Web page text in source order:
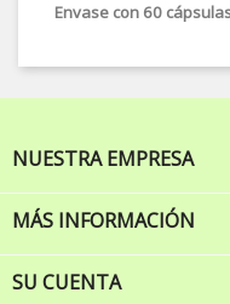
Envase con 60
NUESTRA EMPRESA
MÁS INFORMACIÓN
SU CUENTA